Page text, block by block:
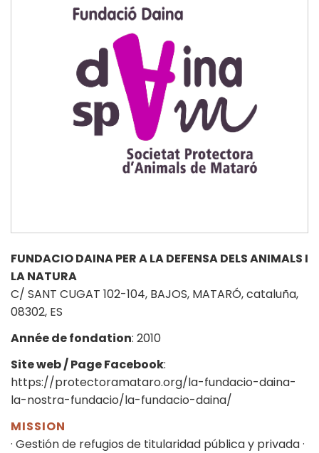
FUNDACIO DAINA PER A LA DEFENSA DELS ANIMALS I
LA NATURA
C/ SANT CUGAT 102-104, BAJOS, MATARÓ, cataluña,
08302, ES
Année de fondation: 2010
Site web / Page Facebook:
https://protectoramataro.org/la-fundacio-daina-
la-nostra-fundacio/la-fundacio-daina/
MISSION
· Gestión de refugios de titularidad pública y privada ·